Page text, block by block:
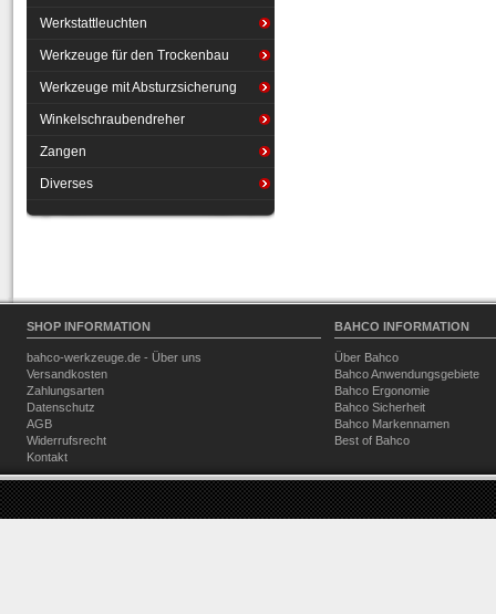
Werkstattleuchten
Werkzeuge für den Trockenbau
Werkzeuge mit Absturzsicherung
Winkelschraubendreher
Zangen
Diverses
SHOP INFORMATION
bahco-werkzeuge.de - Über uns
Versandkosten
Zahlungsarten
Datenschutz
AGB
Widerrufsrecht
Kontakt
BAHCO INFORMATION
Über Bahco
Bahco Anwendungsgebiete
Bahco Ergonomie
Bahco Sicherheit
Bahco Markennamen
Best of Bahco